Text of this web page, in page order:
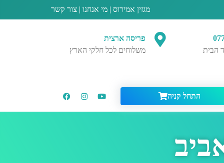
מגזין אמירוס | מי אנחנו | צור קשר
הבית
פריסה ארצית
משלוחים לכל חלקי הארץ
התחל קניה